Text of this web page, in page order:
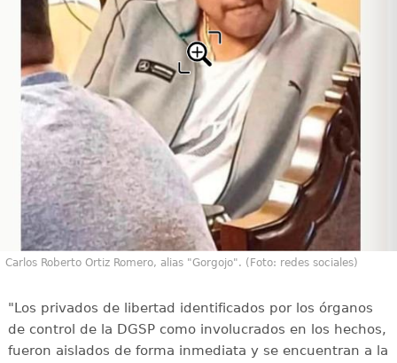
Carlos Roberto Ortiz Romero, alias "Gorgojo". (Foto: redes sociales)
"Los privados de libertad identificados por los órganos
de control de la DGSP como involucrados en los hechos,
fueron aislados de forma inmediata y se encuentran a la